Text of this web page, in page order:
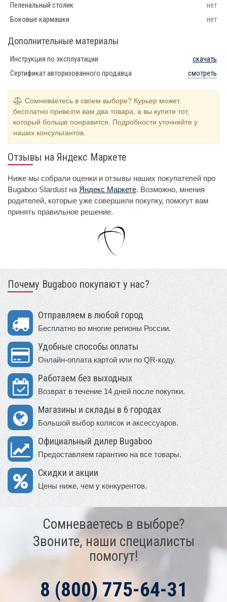
Пеленальный столик
нет
Боковые кармашки
нет
Дополнительные материалы
Инструкция по эксплуатации
скачать
Сертификат авторизованного продавца
смотреть
Сомневаетесь в своем выборе? Курьер может
бесплатно привезти вам два товара, а вы купите тот,
который больше понравится. Подробности уточняйте у
наших консультантов.
Отзывы на Яндекс Маркете
Ниже мы собрали оценки и отзывы наших покупателей про
Bugaboo Stardust на Яндекс Маркете. Возможно, мнения
родителей, которые уже совершили покупку, помогут вам
принять правильное решение.
Почему Bugaboo покупают у нас?
Отправляем в любой город
Бесплатно во многие регионы России.
Удобные способы оплаты
Онлайн-оплата картой или по QR-коду.
Работаем без выходных
Возврат в течение 14 дней после покупки.
Магазины и склады в 6 городах
Большой выбор колясок и аксессуаров.
Официальный дилер Bugaboo
Предоставляем гарантию на все товары.
Скидки и акции
Цены ниже, чем у конкурентов.
Сомневаетесь в выборе?
Звоните, наши специалисты
помогут!
8 (800) 775-64-31